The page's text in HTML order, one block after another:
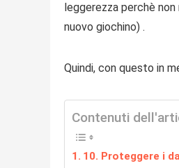
leggerezza perchè
nuovo giochino) .
Quindi, con questo in
Contenuti
10. Proteggere i